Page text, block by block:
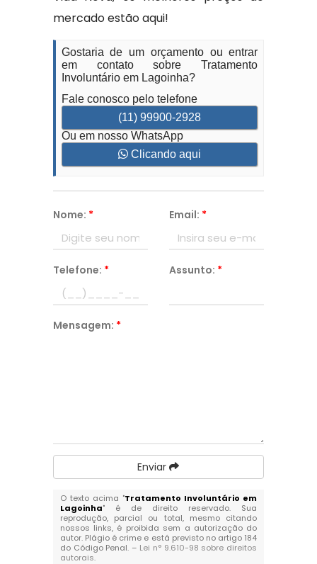
mercado estão aqui!
Gostaria de um orçamento ou entrar
em contato sobre Tratamento
Involuntário em Lagoinha?
Fale conosco pelo telefone
(11) 99900-2928
Ou em nosso WhatsApp
Clicando aqui
Nome: * Email: *
Telefone: * Assunto: *
Mensagem: *
Enviar
O texto acima "Tratamento Involuntário em
Lagoinha" é de direito reservado. Sua
reprodução, parcial ou total, mesmo citando
nossos links, é proibida sem a autorização do
autor. Plágio é crime e está previsto no artigo 184
do Código Penal. – Lei n° 9.610-98 sobre direitos
autorais.